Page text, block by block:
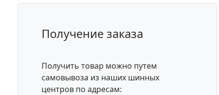
Получение заказа
Получить товар можно путем
самовывоза из наших шинных
центров по адресам: